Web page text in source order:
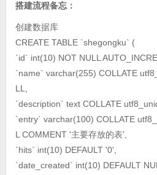
搭建流程备忘：
创建数据库
CREATE TABLE `shegongku` (
`id` int(10) NOT NULL
`name` varchar(255) COLLATE
LL,
`description` text COLLATE
`entry` varchar(100) COLLATE
L COMMENT '主要存放的表',
`hits` int(10) DEFAULT '0',
`date_created` int(10) DEFAULT